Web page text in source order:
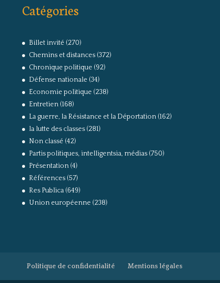
Catégories
Billet invité (270)
Chemins et distances(372)
Chronique politique (92)
Défense nationale (34)
Economie politique (238)
Entretien(168)
La guerre, la Résistance et la Déportation(162)
la lutte des classes(281)
Non classé (42)
Partis politiques, intelligentsia, médias(750)
Présentation(4)
Références(57)
Res Publica(649)
Union européenne (238)
Politique de confidentialité Mentions légales